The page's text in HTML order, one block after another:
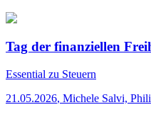
Tag der finanziellen
Essential zu Steuern
21.05.2026, Michele Salvi,